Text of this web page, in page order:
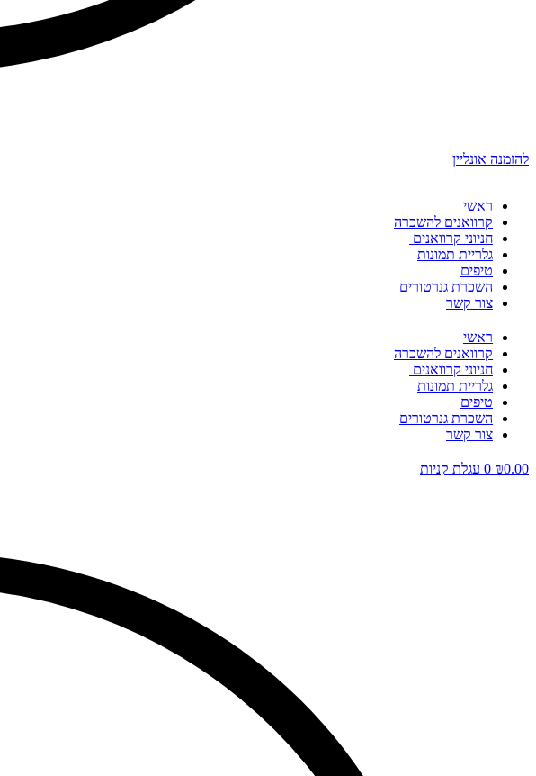
להזמנה אונליין
ראשי
קרוואנים להשכרה
חניוני קרוואנים
גלריית תמונות
טיפים
השכרת גנרטורים
צור קשר
ראשי
קרוואנים להשכרה
חניוני קרוואנים
גלריית תמונות
טיפים
השכרת גנרטורים
צור קשר
₪0.00
0 עגלת קניות